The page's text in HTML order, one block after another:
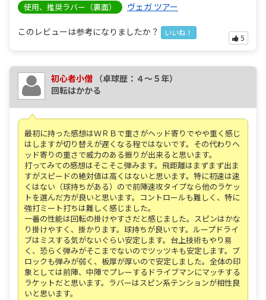
使用、推奨ラバー（裏面） ヴェガ ツアー
このレビューは参考になりましたか？ いいね！
5
初心者小僧 （卓球歴：４～５年）
回転はかかる
最初に持った感想はＷＲＢで重さがヘッド寄りでやや重く感じ
はしますが切り替えが遅くなる程ではないです。その代わりヘ
ッド寄りの重さで威力のある振りが出来ると思います。
打ってみての感想はそこそこ弾みます。飛距離はまずまず出ま
すがスピードの絶対値は高くはないと思います。特に初速は速
くはない（球持ちがある）ので前陣速攻タイプなら他のラケッ
トを選んだ方が良いと思います。コントロールも難しく、特に
強打ミート打ちは難しく感じました。
一番の性能は回転の掛けやすさだと感じました。スピンはかな
り掛けやすく、掛かります。球持ちが良いです。ループドライ
ブはミスする気がないぐらい安定します。台上技術もやり易
く、恐らく弾みがそこまでないのでツッツキも安定します。ブ
ロックも弾みが弱く、板厚が厚いので安定しました。全体の印
象としては前陣、中陣でプレーするドライブマンにマッチする
ラケットだと思います。ラバーはスピン系テンションが相性良
いと思います。